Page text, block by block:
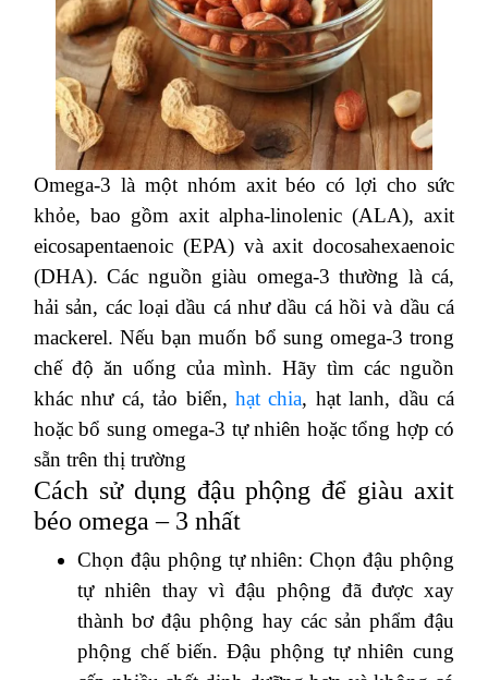
Omega-3 là một nhóm axit béo có lợi cho sức
khỏe, bao gồm axit alpha-linolenic (ALA), axit
eicosapentaenoic (EPA) và axit docosahexaenoic
(DHA). Các nguồn giàu omega-3 thường là cá,
hải sản, các loại dầu cá như dầu cá hồi và dầu cá
mackerel. Nếu bạn muốn bổ sung omega-3 trong
chế độ ăn uống của mình. Hãy tìm các nguồn
khác như cá, tảo biển, hạt chia, hạt lanh, dầu cá
hoặc bổ sung omega-3 tự nhiên hoặc tổng hợp có
sẵn trên thị trường
Cách sử dụng đậu phộng để giàu axit
béo omega – 3 nhất
Chọn đậu phộng tự nhiên: Chọn đậu phộng
tự nhiên thay vì đậu phộng đã được xay
thành bơ đậu phộng hay các sản phẩm đậu
phộng chế biến. Đậu phộng tự nhiên cung